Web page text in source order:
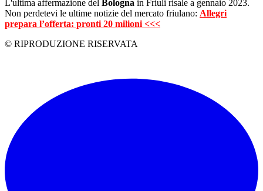
L'ultima affermazione del Bologna in Friuli risale a gennaio 2023.
Non perdetevi le ultime notizie del mercato friulano: Allegri
prepara l’offerta: pronti 20 milioni <<<
© RIPRODUZIONE RISERVATA